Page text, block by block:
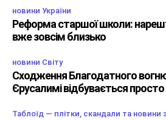
новини України
Реформа старшої школи:
вже зовсім близько
новини Світу
Сходження Благодатного
Єрусалимі відбувається просто
Таблоїд — плітки, скандали та новини